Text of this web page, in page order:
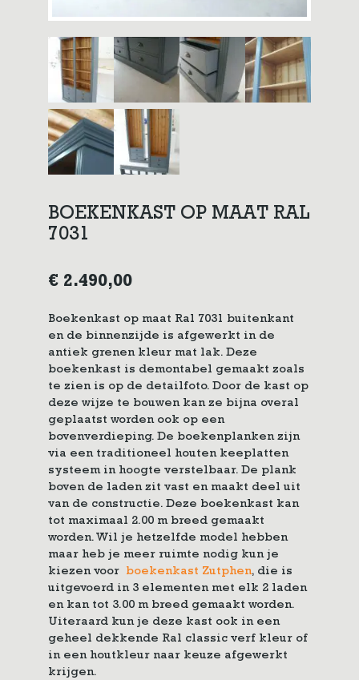
BOEKENKAST OP MAAT RAL
7031
€ 2.490,00
Boekenkast op maat Ral 7031 buitenkant
en de binnenzijde is afgewerkt in de
antiek grenen kleur mat lak. Deze
boekenkast is demontabel gemaakt zoals
te zien is op de detailfoto. Door de kast op
deze wijze te bouwen kan ze bijna overal
geplaatst worden ook op een
bovenverdieping. De boekenplanken zijn
via een traditioneel houten keeplatten
systeem in hoogte verstelbaar. De plank
boven de laden zit vast en maakt deel uit
van de constructie. Deze boekenkast kan
tot maximaal 2.00 m breed gemaakt
worden. Wil je hetzelfde model hebben
maar heb je meer ruimte nodig kun je
kiezen voor boekenkast Zutphen, die is
uitgevoerd in 3 elementen met elk 2 laden
en kan tot 3.00 m breed gemaakt worden.
Uiteraard kun je deze kast ook in een
geheel dekkende Ral classic verf kleur of
in een houtkleur naar keuze afgewerkt
krijgen.